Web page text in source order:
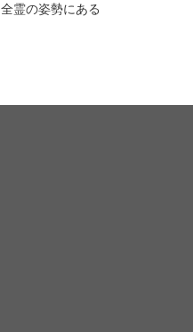
全霊の姿勢にある